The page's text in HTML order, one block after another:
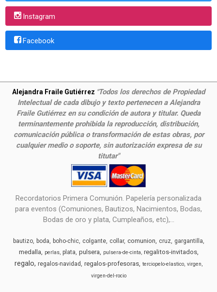
Instagram
Facebook
Alejandra Fraile Gutiérrez "Todos los derechos de Propiedad
Intelectual de cada dibujo y texto pertenecen a Alejandra
Fraile Gutiérrez en su condición de autora y titular. Queda
terminantemente prohibida la reproducción, distribución,
comunicación pública o transformación de estas obras, por
cualquier medio o soporte, sin autorización expresa de su
titutar"
Recordatorios Primera Comunión. Papelería personalizada
para eventos (Comuniones, Bautizos, Nacimientos, Bodas,
Bodas de oro y plata, Cumpleaños, etc),...
bautizo boda boho-chic colgante collar comunion cruz gargantilla
medalla perlas plata pulsera pulsera-de-cinta regalitos-invitados
regalo regalos-navidad regalos-profesoras terciopelo-elastico virgen
virgen-del-rocio